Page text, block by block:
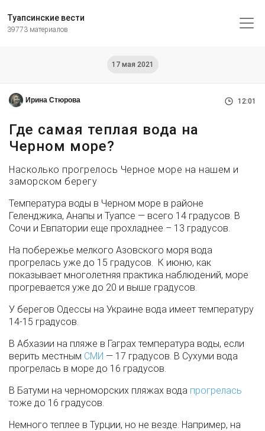
Туапсинские вести
39773 материалов
17 мая 2021
Ирина Стюрова 12:01
Где самая теплая вода на
Черном море?
Насколько прогрелось Черное море на нашем и
заморском берегу
Температура воды в Черном море в районе
Геленджика, Анапы и Туапсе — всего 14 градусов. В
Сочи и Евпатории еще прохладнее – 13 градусов.
На побережье мелкого Азовского моря вода
прогрелась уже до 15 градусов. К июню, как
показывает многолетняя практика наблюдений, море
прогревается уже до 20 и выше градусов.
У берегов Одессы на Украине вода имеет температуру
14-15 градусов.
В Абхазии на пляже в Гаграх температура воды, если
верить местным СМИ — 17 градусов. В Сухуми вода
прогрелась в море до 16 градусов.
В Батуми на черноморских пляжах вода прогрелась
тоже до 16 градусов.
Немного теплее в Турции, но не везде. Например, на